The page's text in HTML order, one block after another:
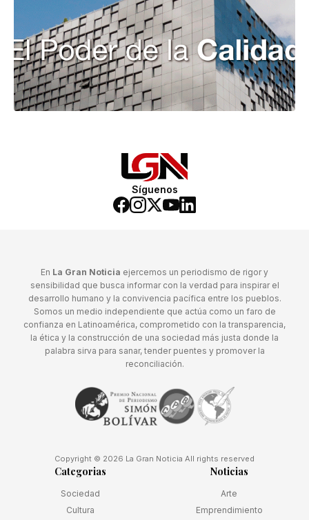
Síguenos
En La Gran Noticia ejercemos un periodismo de rigor y
sensibilidad que busca informar con la verdad para inspirar el
desarrollo humano y la convivencia pacífica entre los pueblos.
Somos un medio independiente que actúa como un faro de
confianza en Latinoamérica, comprometido con la transparencia,
la ética y la construcción de una sociedad más justa donde la
palabra sirva para sanar, tender puentes y promover la
reconciliación.
Copyright © 2026 La Gran Noticia All rights reserved
Categorias
Sociedad
Cultura
Noticias
Arte
Emprendimiento